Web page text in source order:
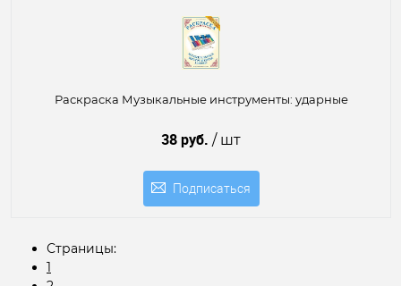
Раскраска Музыкальные инструменты: ударные
38 руб. / шт
Подписаться
Страницы:
1